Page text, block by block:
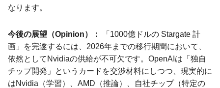
なります。
今後の展望（Opinion）：
「1000億ドルの Stargate 計
画」を完遂するには、2026年までの移行期間において、
依然としてNvidiaの供給が不可欠です。OpenAIは「独自
チップ開発」というカードを交渉材料にしつつ、現実的に
はNvidia（学習）、AMD（推論）、自社チップ（特定の